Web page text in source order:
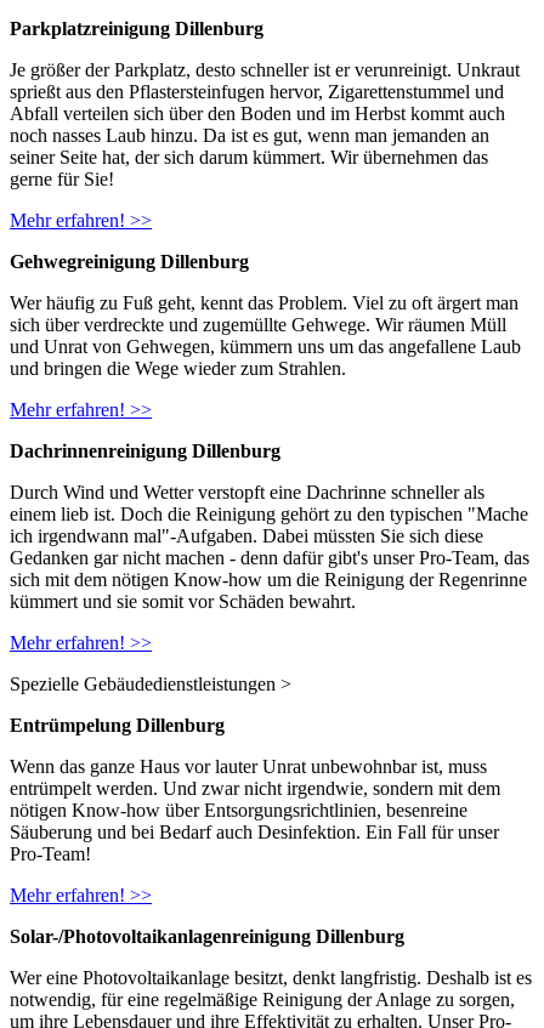
Parkplatzreinigung Dillenburg
Je größer der Parkplatz, desto schneller ist er verunreinigt. Unkraut
sprießt aus den Pflastersteinfugen hervor, Zigarettenstummel und
Abfall verteilen sich über den Boden und im Herbst kommt auch
noch nasses Laub hinzu. Da ist es gut, wenn man jemanden an
seiner Seite hat, der sich darum kümmert. Wir übernehmen das
gerne für Sie!
Mehr erfahren! >>
Gehwegreinigung Dillenburg
Wer häufig zu Fuß geht, kennt das Problem. Viel zu oft ärgert man
sich über verdreckte und zugemüllte Gehwege. Wir räumen Müll
und Unrat von Gehwegen, kümmern uns um das angefallene Laub
und bringen die Wege wieder zum Strahlen.
Mehr erfahren! >>
Dachrinnenreinigung Dillenburg
Durch Wind und Wetter verstopft eine Dachrinne schneller als
einem lieb ist. Doch die Reinigung gehört zu den typischen "Mache
ich irgendwann mal"-Aufgaben. Dabei müssten Sie sich diese
Gedanken gar nicht machen - denn dafür gibt's unser Pro-Team, das
sich mit dem nötigen Know-how um die Reinigung der Regenrinne
kümmert und sie somit vor Schäden bewahrt.
Mehr erfahren! >>
Spezielle Gebäudedienstleistungen >
Entrümpelung Dillenburg
Wenn das ganze Haus vor lauter Unrat unbewohnbar ist, muss
entrümpelt werden. Und zwar nicht irgendwie, sondern mit dem
nötigen Know-how über Entsorgungsrichtlinien, besenreine
Säuberung und bei Bedarf auch Desinfektion. Ein Fall für unser
Pro-Team!
Mehr erfahren! >>
Solar-/Photovoltaikanlagenreinigung Dillenburg
Wer eine Photovoltaikanlage besitzt, denkt langfristig. Deshalb ist es
notwendig, für eine regelmäßige Reinigung der Anlage zu sorgen,
um ihre Lebensdauer und ihre Effektivität zu erhalten. Unser Pro-